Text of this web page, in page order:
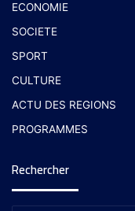
ECONOMIE
SOCIETE
SPORT
CULTURE
ACTU DES REGIONS
PROGRAMMES
Rechercher